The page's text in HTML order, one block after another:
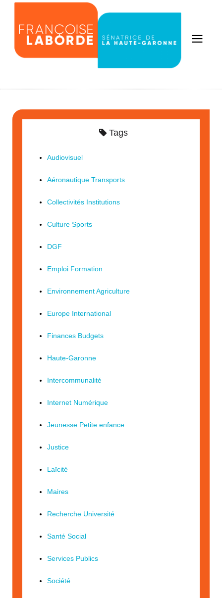
Tags
Audiovisuel
Aéronautique Transports
Collectivités Institutions
Culture Sports
DGF
Emploi Formation
Environnement Agriculture
Europe International
Finances Budgets
Haute-Garonne
Intercommunalité
Internet Numérique
Jeunesse Petite enfance
Justice
Laïcité
Maires
Recherche Université
Santé Social
Services Publics
Société